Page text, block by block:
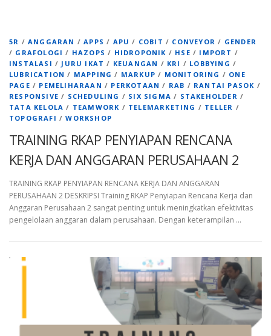
5R /ANGGARAN /APPS / APU / COBIT / CONVEYOR / GENDER
/ GRAFOLOGI / HAZOPS / HIDROPONIK / HSE / IMPORT /
INSTALASI / JURU IKAT / KEUANGAN / KRI / LOBBYING /
LUBRICATION / MAPPING / MARKUP / MONITORING / ONE
PAGE / PEMELIHARAAN / PERKOTAAN / RAB / RANTAI PASOK /
RESPONSIVE / SCHEDULING / SIX SIGMA / STAKEHOLDER /
TATA KELOLA / TEAMWORK / TELEMARKETING / TELLER /
TOPOGRAFI /WORKSHOP
TRAINING RKAP PENYIAPAN RENCANA
KERJA DAN ANGGARAN PERUSAHAAN 2
TRAINING RKAP PENYIAPAN RENCANA KERJA DAN ANGGARAN
PERUSAHAAN 2 DESKRIPSI Training RKAP Penyiapan Rencana Kerja dan
Anggaran Perusahaan 2 sangat penting untuk meningkatkan efektivitas
pengelolaan anggaran dalam perusahaan. Dengan keterampilan …